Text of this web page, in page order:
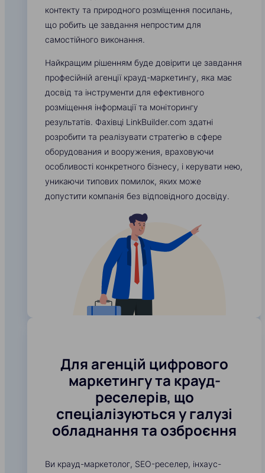
контекту та природного розміщення посилань,
що робить це завдання непростим для
самостійного виконання.
Найкращим рішенням буде довірити це завдання
професійній агенції крауд-маркетингу, яка має
досвід та інструменти для ефективного
розміщення інформації та моніторингу
результатів. Фахівці LinkBuilder.com здатні
розробити та реалізувати стратегію в сфере
оборудования и вооружения, враховуючи
особливості конкретного бізнесу, і керувати нею,
уникаючи типових помилок, яких може
допустити компанія без відповідного досвіду.
Для агенцій цифрового
маркетингу та крауд-
реселерів, що
спеціалізуються у галузі
обладнання та озброєння
Ви крауд-маркетолог, SEO-реселер, інхаус-